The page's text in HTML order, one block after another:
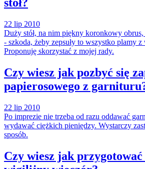
stół?
22 lip 2010
Duży stół, na nim piękny koronkowy
- szkoda, żeby zepsuły to wszystko plamy z
Proponuję skorzystać z mojej rady.
Czy wiesz jak pozbyć się
papierosowego z
22 lip 2010
Po imprezie nie trzeba od razu oddawać
wydawać ciężkich pieniędzy. Wystarczy
sposób.
Czy wiesz jak przygotować